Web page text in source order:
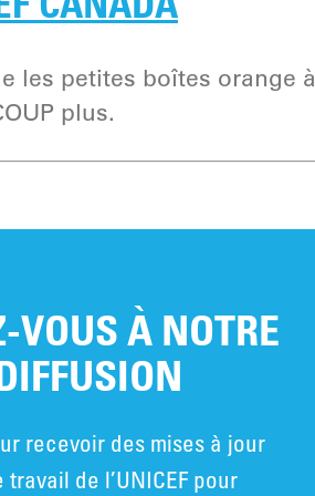
les petites boîtes orange à
plus.
VOUS À NOTRE
recevoir des mises à jour
de l’UNICEF pour